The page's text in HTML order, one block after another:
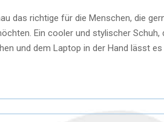
das richtige für die Menschen, die
Ein cooler und stylischer
und dem Laptop in der Hand lässt